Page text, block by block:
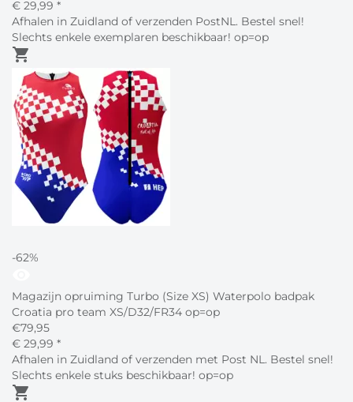
€ 29,99 *
Afhalen in Zuidland of verzenden PostNL. Bestel snel!
Slechts enkele exemplaren beschikbaar! op=op
shopping_cart
-62%
Magazijn opruiming Turbo (Size XS) Waterpolo badpak
Croatia pro team XS/D32/FR34 op=op
€79,95
€ 29,99 *
Afhalen in Zuidland of verzenden met Post NL. Bestel snel!
Slechts enkele stuks beschikbaar! op=op
shopping_cart